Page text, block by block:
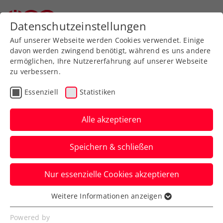
Zurück zur Newsübersicht
Turniere
Senioren-Mannschafts-
EM: TC St. Valentin auf
Kurs zur Titelverteidigung
Die höchst prominent besetzte
Herrenmannschaft 45+ steht in Serik,
Antalya, bereits im Halbfinale.
Verfasst von: Manuel Wachta, 02.11.2023
Datenschutzeinstellungen
Auf unserer Webseite werden Cookies verwendet. Einige
davon werden zwingend benötigt, während es uns andere
ermöglichen, Ihre Nutzererfahrung auf unserer Webseite
zu verbessern.
Essenziell Statistiken
Alle akzeptieren
Speichern & schließen
Nur essenzielle Cookies akzeptieren
Essenziell
Essenzielle Cookies werden für grundlegende
Weitere Informationen anzeigen
Powered by